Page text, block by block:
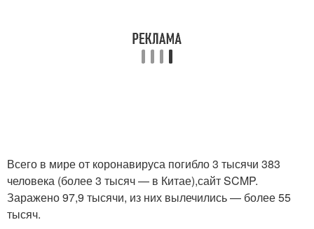
Всего в мире от коронавируса погибло 3 тысячи 383
человека (более 3 тысяч — в Китае),сайт SCMP.
Заражено 97,9 тысячи, из них вылечились — более 55
тысяч.